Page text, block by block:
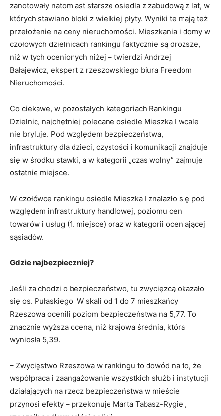
zanotowały natomiast starsze osiedla z zabudową z lat, w
których stawiano bloki z wielkiej płyty. Wyniki te mają też
przełożenie na ceny nieruchomości. Mieszkania i domy w
czołowych dzielnicach rankingu faktycznie są droższe,
niż w tych ocenionych niżej – twierdzi Andrzej
Bałajewicz, ekspert z rzeszowskiego biura Freedom
Nieruchomości.
Co ciekawe, w pozostałych kategoriach Rankingu
Dzielnic, najchętniej polecane osiedle Mieszka I wcale
nie bryluje. Pod względem bezpieczeństwa,
infrastruktury dla dzieci, czystości i komunikacji znajduje
się w środku stawki, a w kategorii „czas wolny” zajmuje
ostatnie miejsce.
W czołówce rankingu osiedle Mieszka I znalazło się pod
względem infrastruktury handlowej, poziomu cen
towarów i usług (1. miejsce) oraz w kategorii oceniającej
sąsiadów.
Gdzie najbezpieczniej?
Jeśli za chodzi o bezpieczeństwo, tu zwycięzcą okazało
się os. Pułaskiego. W skali od 1 do 7 mieszkańcy
Rzeszowa ocenili poziom bezpieczeństwa na 5,77. To
znacznie wyższa ocena, niż krajowa średnia, która
wyniosła 5,39.
– Zwycięstwo Rzeszowa w rankingu to dowód na to, że
współpraca i zaangażowanie wszystkich służb i instytucji
działających na rzecz bezpieczeństwa w mieście
przynosi efekty – przekonuje Marta Tabasz-Rygiel,